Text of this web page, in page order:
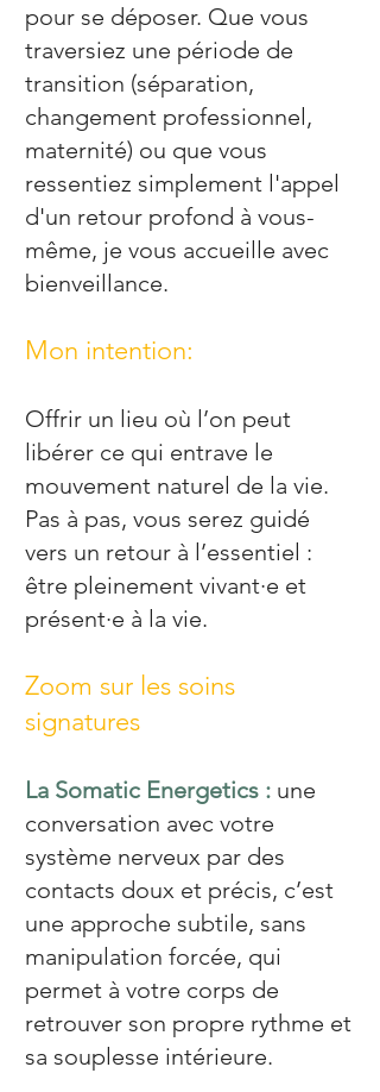
pour se déposer. Que vous
traversiez une période de
transition (séparation,
changement professionnel,
maternité) ou que vous
ressentiez simplement l'appel
d'un retour profond à vous-
même, je vous accueille avec
bienveillance.
Mon intention:
Offrir un lieu où l’on peut
libérer ce qui entrave le
mouvement naturel de la vie.
Pas à pas, vous serez guidé
vers un retour à l’essentiel :
être pleinement vivant·e et
présent·e à la vie.
Zoom sur les soins
signatures
La Somatic Energetics : une
conversation avec votre
système nerveux par des
contacts doux et précis, c’est
une approche subtile, sans
manipulation forcée, qui
permet à votre corps de
retrouver son propre rythme et
sa souplesse intérieure.